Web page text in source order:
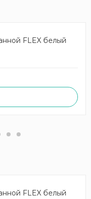
FLEX белый
FLEX белый